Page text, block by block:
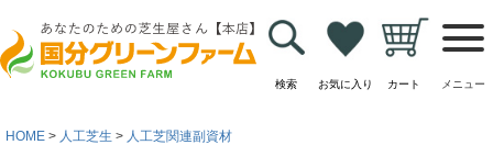
検索 お気に入り カート メニュー
HOME 人工芝生
人工芝関連副資材